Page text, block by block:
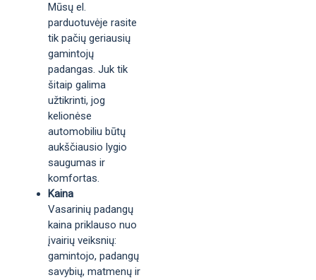
Mūsų el.
parduotuvėje rasite
tik pačių geriausių
gamintojų
padangas. Juk tik
šitaip galima
užtikrinti, jog
kelionėse
automobiliu būtų
aukščiausio lygio
saugumas ir
komfortas.
Kaina
Vasarinių padangų
kaina priklauso nuo
įvairių veiksnių:
gamintojo, padangų
savybių, matmenų ir